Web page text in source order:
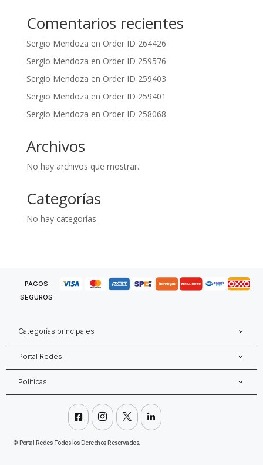
Comentarios recientes
Sergio Mendoza en Order ID 264426
Sergio Mendoza en Order ID 259576
Sergio Mendoza en Order ID 259403
Sergio Mendoza en Order ID 259401
Sergio Mendoza en Order ID 258068
Archivos
No hay archivos que mostrar.
Categorías
No hay categorías
PAGOS
SEGUROS
Categorías principales
Portal Redes
Políticas
   
©Portal Redes Todos los Derechos Reservados.